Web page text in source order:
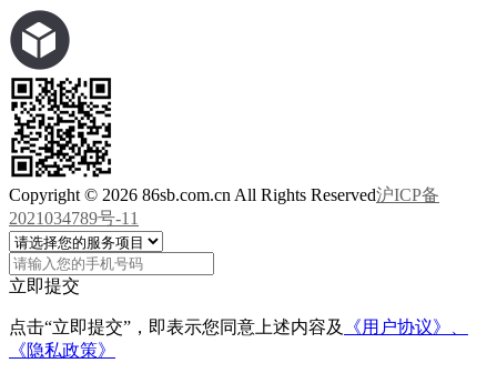
Copyright © 2026 86sb.com.cn All Rights Reserved沪ICP备
2021034789号-11
立即提交
点击“立即提交”，即表示您同意上述内容及
《用户协议》、
《隐私政策》